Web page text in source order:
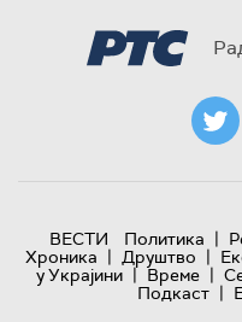
ВЕСТИ Политика |
Хроника | Друштво |
у Украјини | Време |
Подкаст |